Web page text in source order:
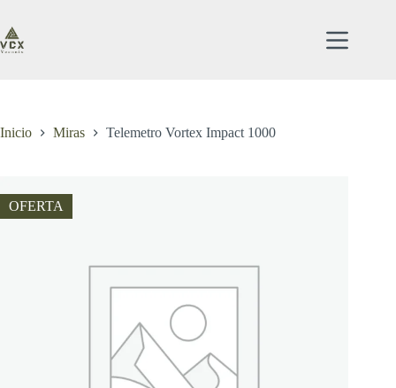
contenido
Inicio Miras Telemetro Vortex Impact 1000
OFERTA